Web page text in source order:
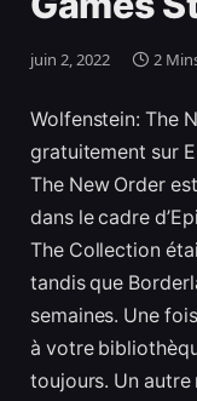
juin 2, 2022 2
Wolfenstein: The
gratuitement sur
The New Order
dans le cadre
The Collection
tandis que
semaines. Une
à votre
toujours. Un